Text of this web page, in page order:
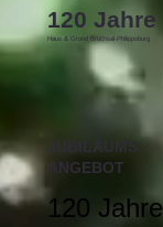
120 Jahre
Haus & Grund Bruchsal-Philippsburg
JUBILÄUMS
ANGEBOT
120